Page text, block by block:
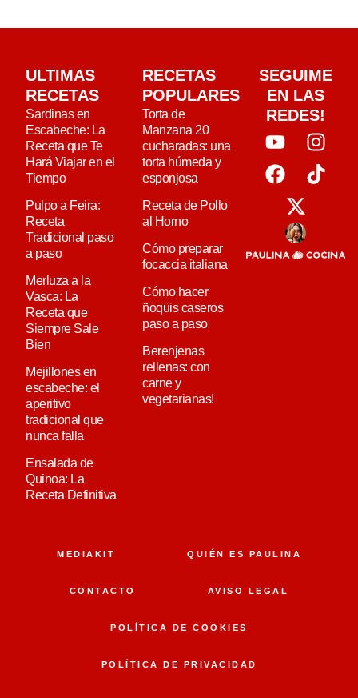
ULTIMAS
RECETAS
Sardinas en
Escabeche: La
Receta que Te
Hará Viajar en el
Tiempo
Pulpo a Feira:
Receta
Tradicional paso
a paso
Merluza a la
Vasca: La
Receta que
Siempre Sale
Bien
Mejillones en
escabeche: el
aperitivo
tradicional que
nunca falla
Ensalada de
Quinoa: La
Receta Definitiva
RECETAS
POPULARES
Torta de
Manzana 20
cucharadas: una
torta húmeda y
esponjosa
Receta de Pollo
al Horno
Cómo preparar
focaccia italiana
Cómo hacer
ñoquis caseros
paso a paso
Berenjenas
rellenas: con
carne y
vegetarianas!
SEGUIME
EN LAS
REDES!
MEDIAKIT QUIÉN ES PAULINA
CONTACTO AVISO LEGAL
POLÍTICA DE COOKIES
POLÍTICA DE PRIVACIDAD